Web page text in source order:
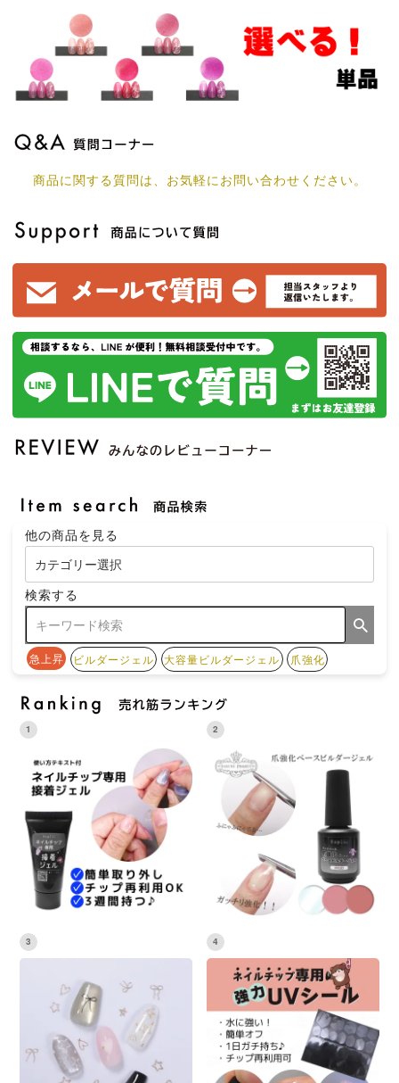
商品に関する質問は、お気軽にお問い合わせください。
他の商品を見る
検索する
急上昇 ビルダージェル 大容量ビルダージェル 爪強化
1 2
3 4